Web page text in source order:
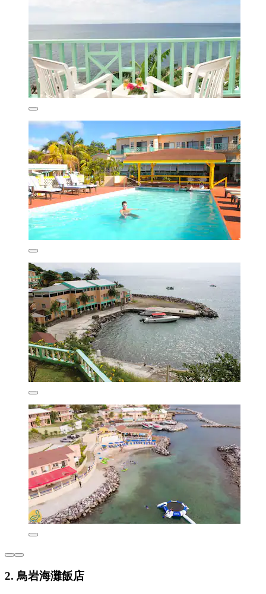
2. 鳥岩海灘飯店